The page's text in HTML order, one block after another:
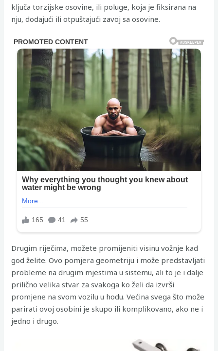
ključa torzijske osovine, ili poluge, koja je fiksirana na
nju, dodajući ili otpuštajući zavoj sa osovine.
Drugim riječima, možete promijeniti visinu vožnje kad
god želite. Ovo pomjera geometriju i može predstavljati
probleme na drugim mjestima u sistemu, ali to je i dalje
prilično velika stvar za svakoga ko želi da izvrši
promjene na svom vozilu u hodu. Većina svega što može
parirati ovoj osobini je skupo ili komplikovano, ako ne i
jedno i drugo.